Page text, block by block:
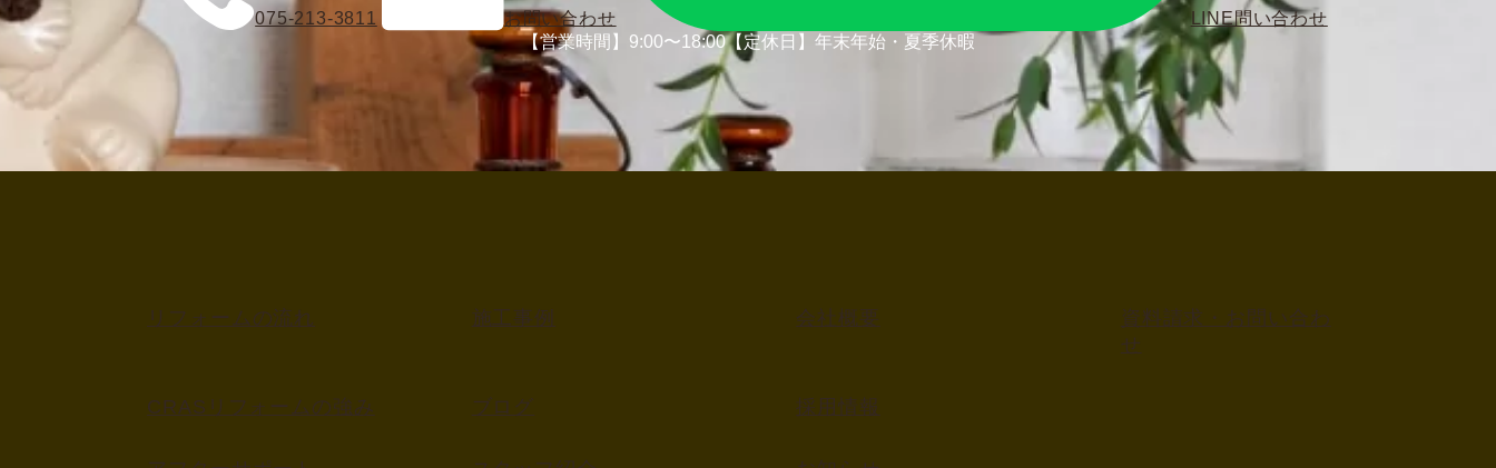
075-213-3811 お問い合わせ
LINE問い合わせ
【営業時間】9:00〜18:00【定休日】年末年始・夏季休暇
リフォームの流れ
CRASリフォームの強み
施工事例
ブログ
会社概要
採用情報
資料請求・お問い合わ
せ